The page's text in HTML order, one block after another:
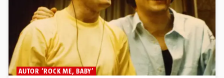
AUTOR ‘ROCK ME, BABY’